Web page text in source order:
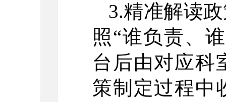
3.精准解读
照“谁负责、
台后由对应科
策制定过程中